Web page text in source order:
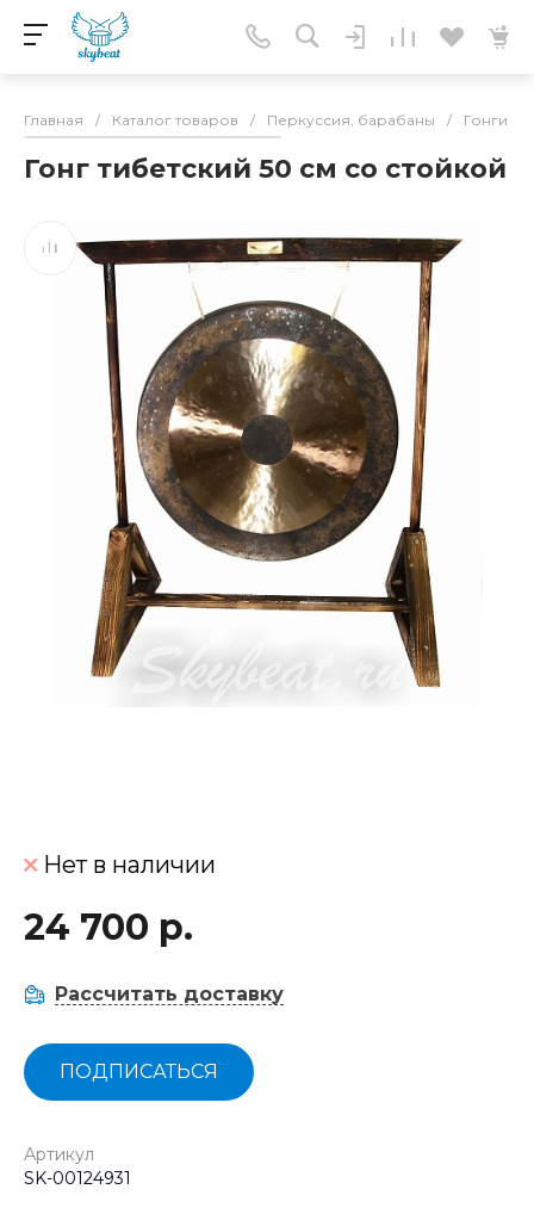
Главная / Каталог товаров / Перкуссия, барабаны / Гонги
Гонг тибетский 50 см со стойкой
Нет в наличии
24 700 р.
Рассчитать доставку
ПОДПИСАТЬСЯ
Артикул
SK-00124931